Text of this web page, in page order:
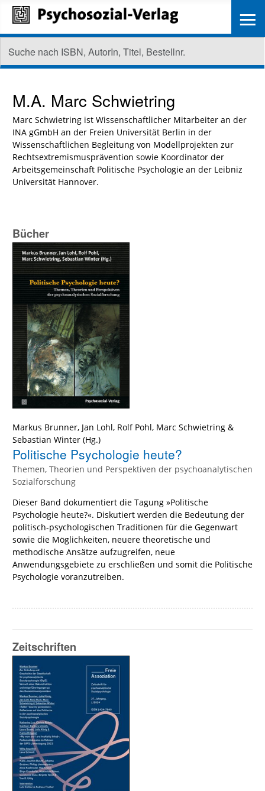
M.A. Marc Schwietring
Marc Schwietring ist Wissenschaftlicher Mitarbeiter an der
INA gGmbH an der Freien Universität Berlin in der
Wissenschaftlichen Begleitung von Modellprojekten zur
Rechtsextremismusprävention sowie Koordinator der
Arbeitsgemeinschaft Politische Psychologie an der Leibniz
Universität Hannover.
Bücher
Markus Brunner, Jan Lohl, Rolf Pohl, Marc Schwietring &
Sebastian Winter (Hg.)
Politische Psychologie heute?
Themen, Theorien und Perspektiven der psychoanalytischen
Sozialforschung
Dieser Band dokumentiert die Tagung »Politische
Psychologie heute?«. Diskutiert werden die Bedeutung der
politisch-psychologischen Traditionen für die Gegenwart
sowie die Möglichkeiten, neuere theoretische und
methodische Ansätze aufzugreifen, neue
Anwendungsgebiete zu erschließen und somit die Politische
Psychologie voranzutreiben.
Zeitschriften
≡